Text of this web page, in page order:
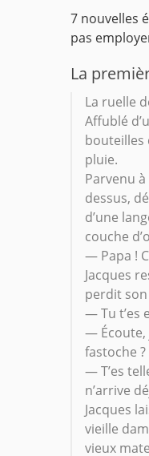
7 nouvelles
pas
La
La ruelle
Affublé
bouteilles
pluie.
Parvenu
dessus,
d’une
couche
— Papa !
Jacques
perdit
— Tu t’es
— Écoute,
fastoche ?
— T’es
n’arrive
Jacques
vieille
vieux